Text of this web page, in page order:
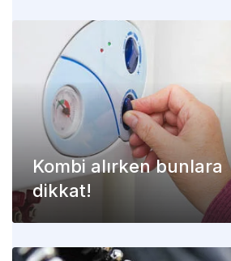
Kombi alırken bunlara
dikkat!